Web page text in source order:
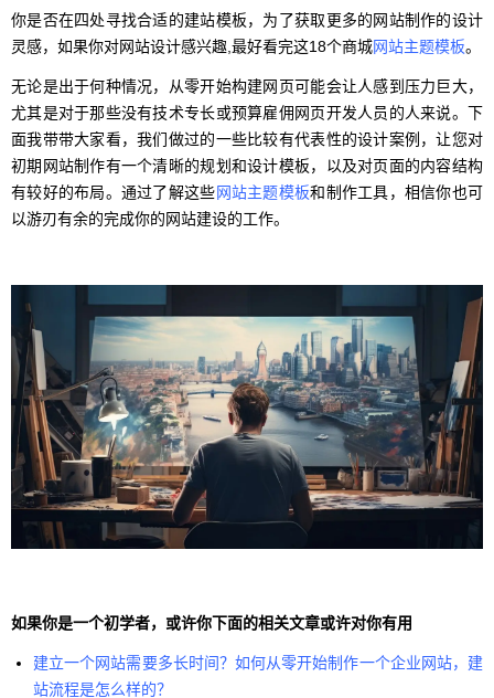
你是否在四处寻找合适的建站模板，为了获取更多的网站制作的设计
灵感，如果你对网站设计感兴趣,最好看完这18个商城网站主题模板。
无论是出于何种情况，从零开始构建网页可能会让人感到压力巨大，
尤其是对于那些没有技术专长或预算雇佣网页开发人员的人来说。下
面我带带大家看，我们做过的一些比较有代表性的设计案例，让您对
初期网站制作有一个清晰的规划和设计模板，以及对页面的内容结构
有较好的布局。通过了解这些网站主题模板和制作工具，相信你也可
以游刃有余的完成你的网站建设的工作。
如果你是一个初学者，或许你下面的相关文章或许对你有用
建立一个网站需要多长时间？如何从零开始制作一个企业网站，建
站流程是怎么样的？